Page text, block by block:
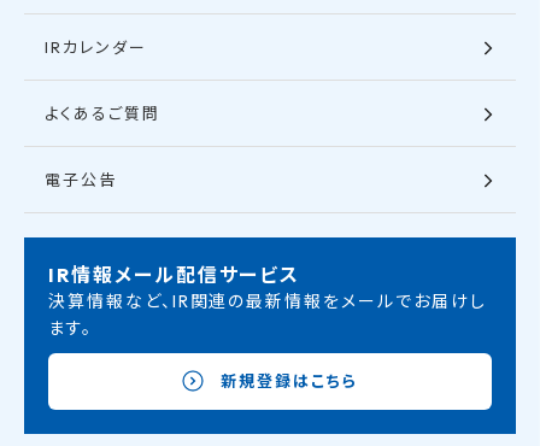
IRカレンダー
よくあるご質問
電子公告
IR情報メール配信サービス
決算情報など、IR関連の最新情報をメールでお届けし
ます。
新規登録はこちら